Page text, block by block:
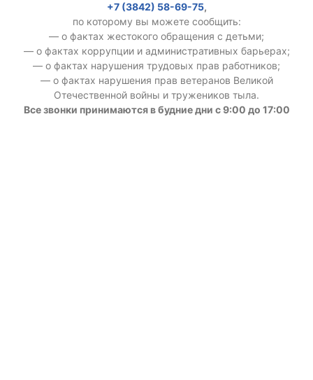
+7 (3842) 58-69-75,
по которому вы можете сообщить:
— о фактах жестокого обращения с детьми;
— о фактах коррупции и административных барьерах;
— о фактах нарушения трудовых прав работников;
— о фактах нарушения прав ветеранов Великой
Отечественной войны и тружеников тыла.
Все звонки принимаются в будние дни с 9:00 до 17:00